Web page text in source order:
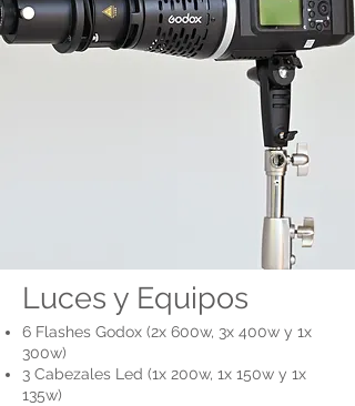
Luces y Equipos
6 Flashes Godox (2x 600w, 3x 400w y 1x
300w)
3 Cabezales Led (1x 200w, 1x 150w y 1x
135w)